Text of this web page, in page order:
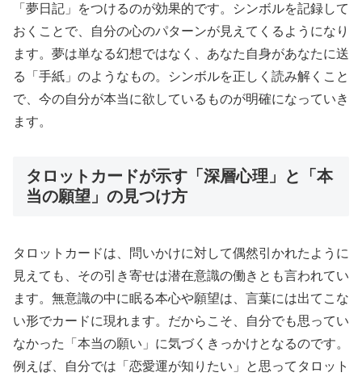
「夢日記」をつけるのが効果的です。シンボルを記録して
おくことで、自分の心のパターンが見えてくるようになり
ます。夢は単なる幻想ではなく、あなた自身があなたに送
る「手紙」のようなもの。シンボルを正しく読み解くこと
で、今の自分が本当に欲しているものが明確になっていき
ます。
タロットカードが示す「深層心理」と「本
当の願望」の見つけ方
タロットカードは、問いかけに対して偶然引かれたように
見えても、その引き寄せは潜在意識の働きとも言われてい
ます。無意識の中に眠る本心や願望は、言葉には出てこな
い形でカードに現れます。だからこそ、自分でも思ってい
なかった「本当の願い」に気づくきっかけとなるのです。
例えば、自分では「恋愛運が知りたい」と思ってタロット